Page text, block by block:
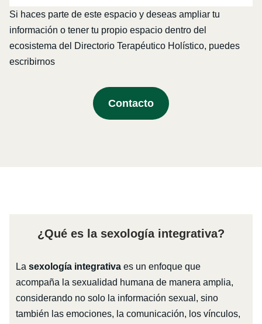
Si haces parte de este espacio y deseas ampliar tu
información o tener tu propio espacio dentro del
ecosistema del Directorio Terapéutico Holístico, puedes
escribirnos
Contacto
¿Qué es la sexología integrativa?
La sexología integrativaes un enfoque que
acompaña la sexualidad humana de manera amplia,
considerando no solo la información sexual, sino
también las emociones, la comunicación, los vínculos,